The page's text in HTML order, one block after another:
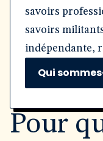
savoirs
savoirs
indépendante,
Qui
Pour